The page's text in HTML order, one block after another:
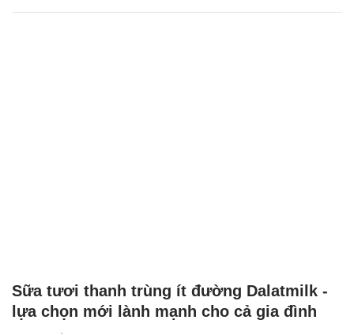
Sữa tươi thanh trùng ít đường Dalatmilk -
lựa chọn mới lành mạnh cho cả gia đình